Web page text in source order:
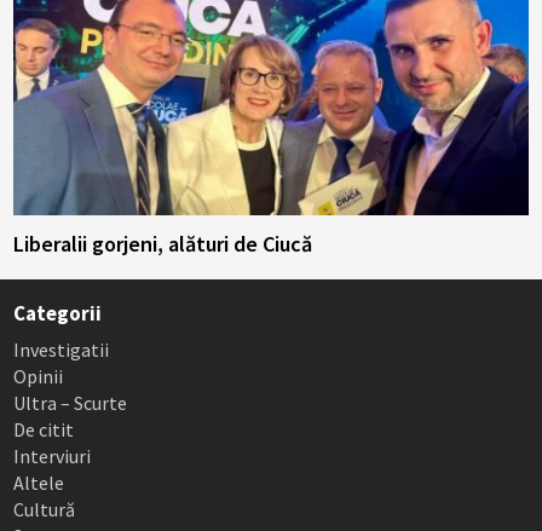
Liberalii gorjeni, alături de Ciucă
Categorii
Investigatii
Opinii
Ultra – Scurte
De citit
Interviuri
Altele
Cultură